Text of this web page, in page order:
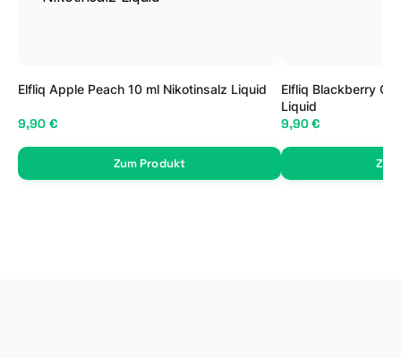
Elfliq Apple Peach 10 ml Nikotinsalz Liquid
9,90 €
Zum Produkt
Elfliq Blackberry
Liquid
9,90 €